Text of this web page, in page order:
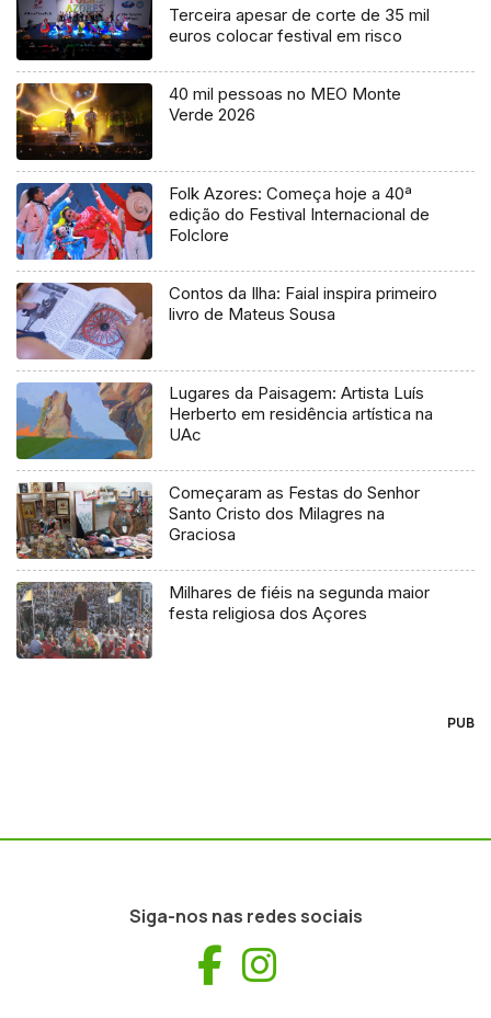
Terceira apesar de corte de 35 mil
euros colocar festival em risco
40 mil pessoas no MEO Monte
Verde 2026
Folk Azores: Começa hoje a 40ª
edição do Festival Internacional de
Folclore
Contos da Ilha: Faial inspira primeiro
livro de Mateus Sousa
Lugares da Paisagem: Artista Luís
Herberto em residência artística na
UAc
Começaram as Festas do Senhor
Santo Cristo dos Milagres na
Graciosa
Milhares de fiéis na segunda maior
festa religiosa dos Açores
PUB
Siga-nos nas redes sociais
Facebook